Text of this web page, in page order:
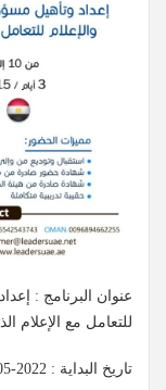
عنوان البرنامج :
للتعامل مع الإعلام
تاريخ البداية : 2022-05-17